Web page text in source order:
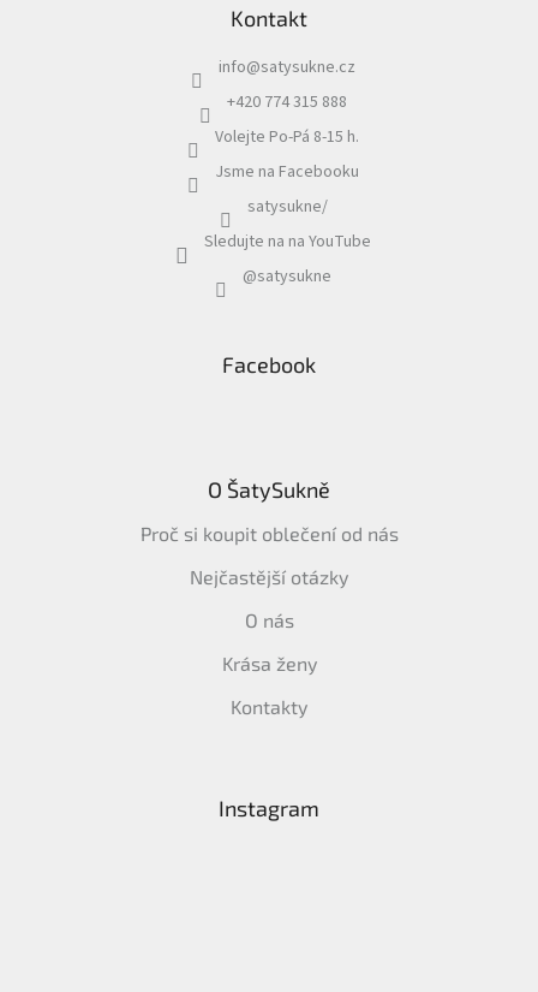
Kontakt
info@satysukne.cz
+420 774 315 888
Volejte Po-Pá 8-15 h.
Jsme na Facebooku
satysukne/
Sledujte na na YouTube
@satysukne
Facebook
O ŠatySukně
Proč si koupit oblečení od nás
Nejčastější otázky
O nás
Krása ženy
Kontakty
Instagram